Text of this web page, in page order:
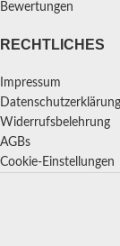
Bewertungen
RECHTLICHES
Impressum
Datenschutzerklärung
Widerrufsbelehrung
AGBs
Cookie-Einstellungen